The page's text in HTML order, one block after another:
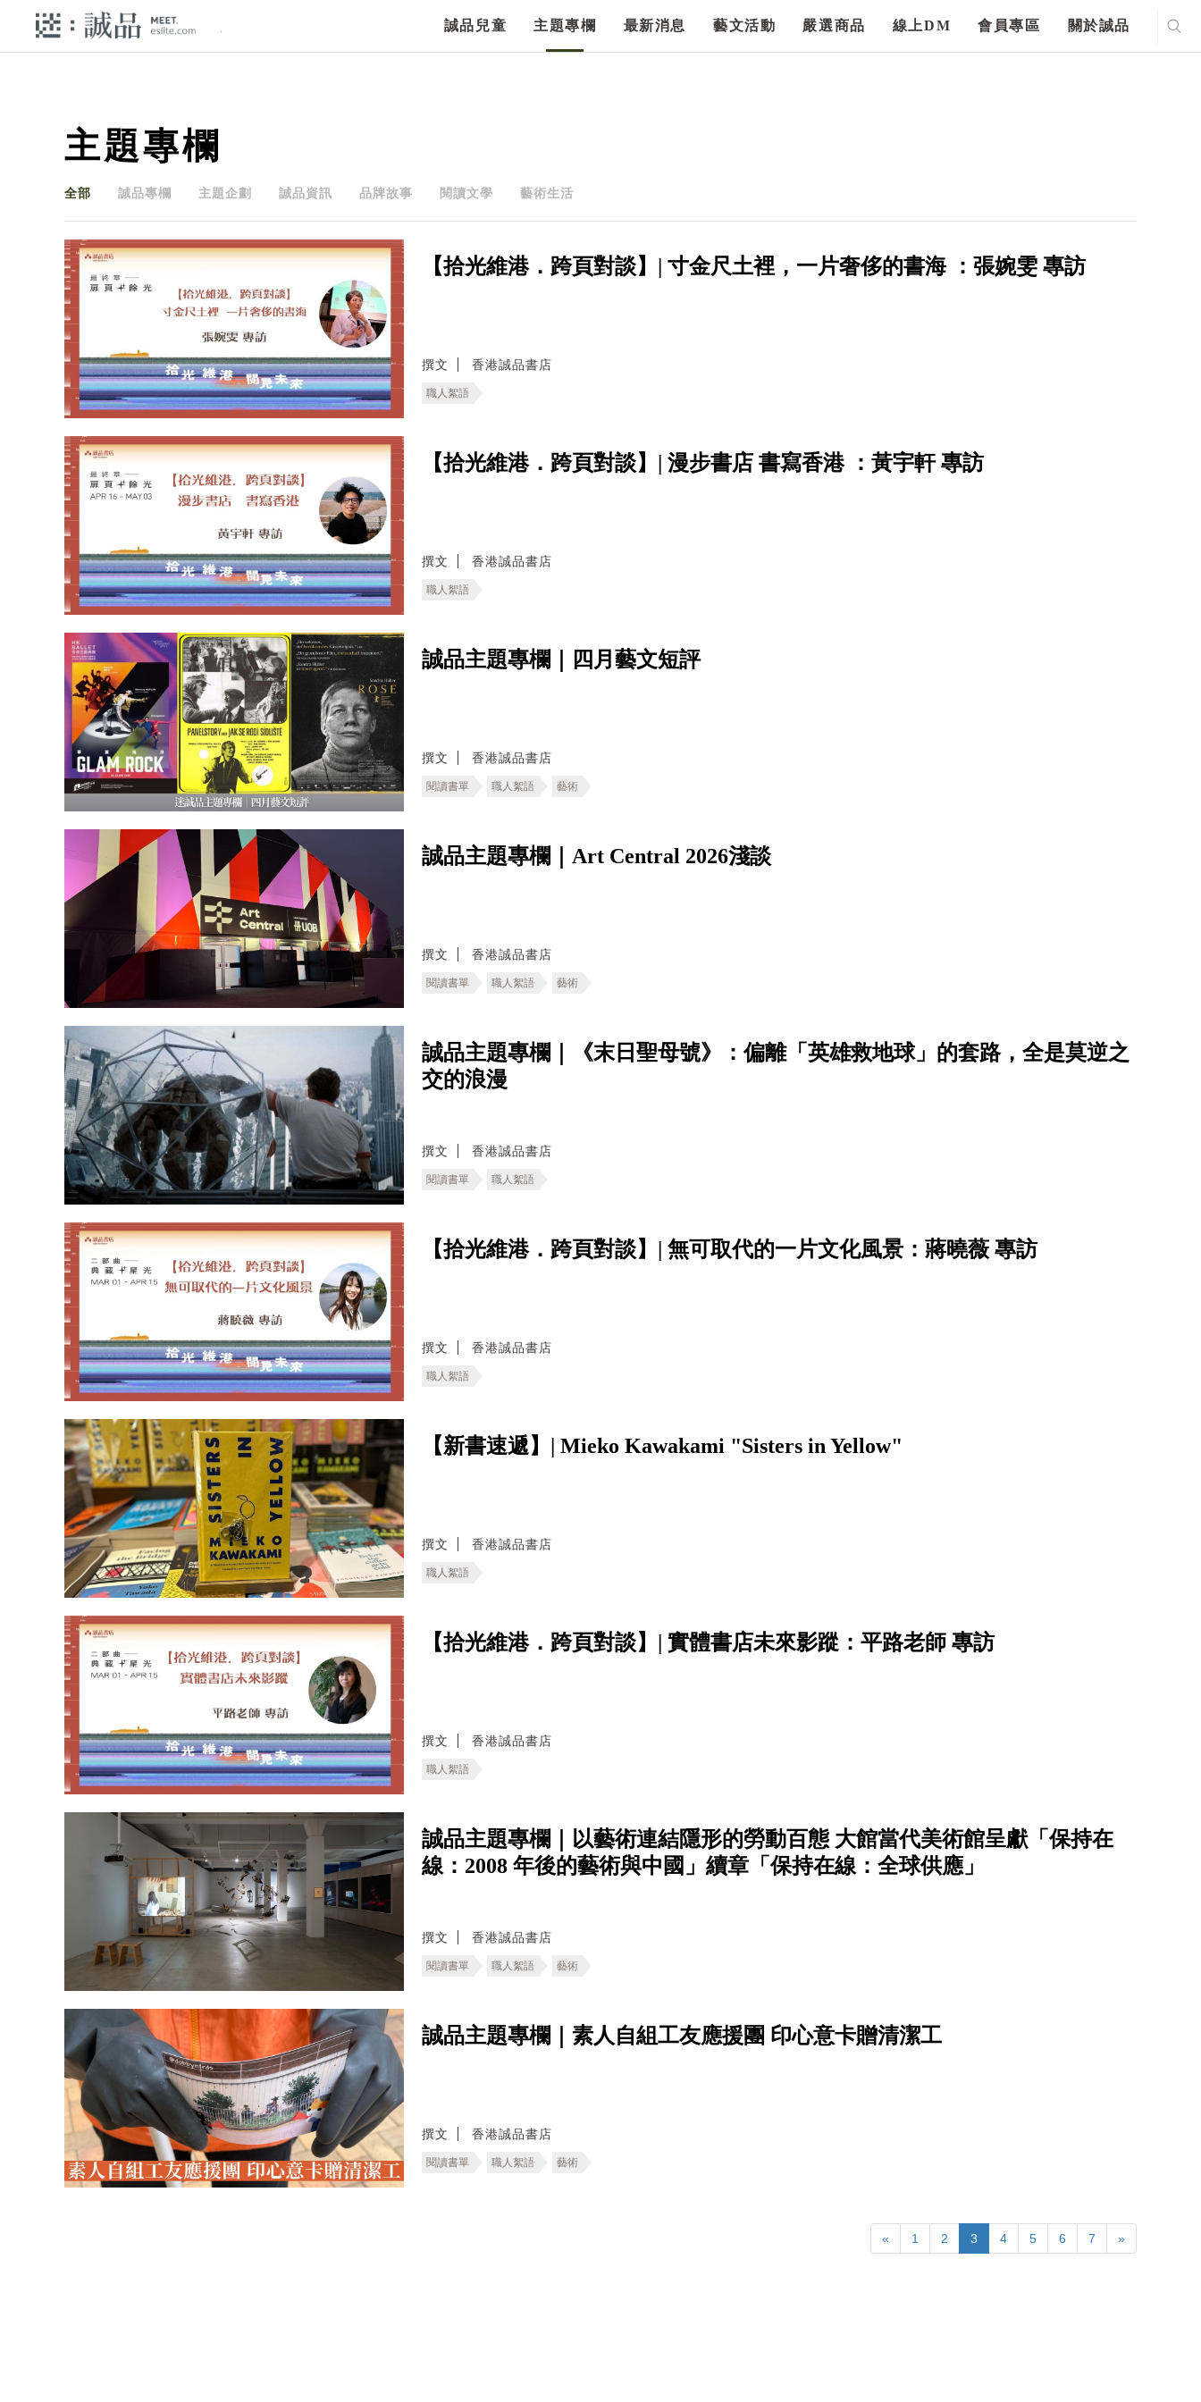
誠品兒童 主題專欄 最新消息 藝文活動 嚴選商品 線上DM 會員專區 關於誠品
主題專欄
全部 誠品專欄 主題企劃 誠品資訊 品牌故事 閱讀文學 藝術生活
【拾光維港．跨頁對談】| 寸金尺土裡，一片奢侈的書海 ：張婉雯 專訪
撰文 香港誠品書店
職人絮語
【拾光維港．跨頁對談】| 漫步書店 書寫香港 ：黃宇軒 專訪
撰文 香港誠品書店
職人絮語
誠品主題專欄｜四月藝文短評
撰文 香港誠品書店
閱讀書單 職人絮語 藝術
誠品主題專欄｜Art Central 2026淺談
撰文 香港誠品書店
閱讀書單 職人絮語 藝術
誠品主題專欄｜《末日聖母號》：偏離「英雄救地球」的套路，全是莫逆之
交的浪漫
撰文 香港誠品書店
閱讀書單 職人絮語
【拾光維港．跨頁對談】| 無可取代的一片文化風景：蔣曉薇 專訪
撰文 香港誠品書店
職人絮語
【新書速遞】| Mieko Kawakami "Sisters in Yellow"
撰文 香港誠品書店
職人絮語
【拾光維港．跨頁對談】| 實體書店未來影蹤：平路老師 專訪
撰文 香港誠品書店
職人絮語
誠品主題專欄｜以藝術連結隱形的勞動百態 ⼤館當代美術館呈獻「保持在
線：2008 年後的藝術與中國」續章「保持在線：全球供應」
撰文 香港誠品書店
閱讀書單 職人絮語 藝術
誠品主題專欄｜素人自組工友應援團 印心意卡贈清潔工
撰文 香港誠品書店
閱讀書單 職人絮語 藝術
« 1 2 3 4 5 6 7 »